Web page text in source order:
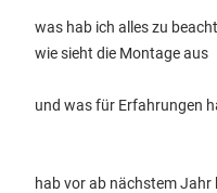
was hab ich alles zu
wie sieht die Montage aus
und was für Erfahrungen
hab vor ab nächstem Jahr